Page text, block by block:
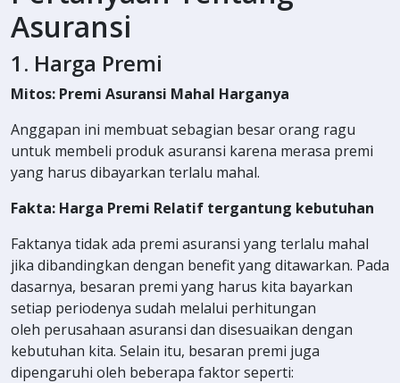
Asuransi
1. Harga Premi
Mitos: Premi Asuransi Mahal Harganya
Anggapan ini membuat sebagian besar orang ragu
untuk membeli produk asuransi karena merasa premi
yang harus dibayarkan terlalu mahal.
Fakta: Harga Premi Relatif tergantung kebutuhan
Faktanya tidak ada premi asuransi yang terlalu mahal
jika dibandingkan dengan benefit yang ditawarkan. Pada
dasarnya, besaran premi yang harus kita bayarkan
setiap periodenya sudah melalui perhitungan
oleh perusahaan asuransi dan disesuaikan dengan
kebutuhan kita. Selain itu, besaran premi juga
dipengaruhi oleh beberapa faktor seperti: